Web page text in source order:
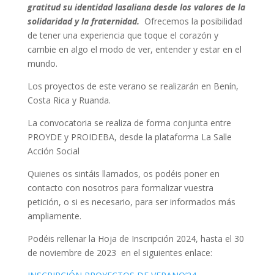
gratitud su identidad lasaliana desde los valores de la
solidaridad y la fraternidad. Ofrecemos la posibilidad
de tener una experiencia que toque el corazón y
cambie en algo el modo de ver, entender y estar en el
mundo.
Los proyectos de este verano se realizarán en Benín,
Costa Rica y Ruanda.
La convocatoria se realiza de forma conjunta entre
PROYDE y PROIDEBA, desde la plataforma La Salle
Acción Social
Quienes os sintáis llamados, os podéis poner en
contacto con nosotros para formalizar vuestra
petición, o si es necesario, para ser informados más
ampliamente.
Podéis rellenar la Hoja de Inscripción 2024, hasta el 30
de noviembre de 2023 en el siguientes enlace: